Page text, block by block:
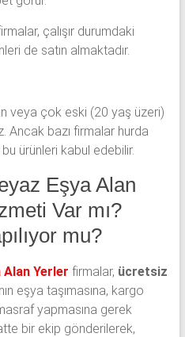
çalışır durumdaki
de satın almaktadır.
veya çok eski (20 yaş üzeri)
Ancak bazı firmalar hurda
ürünleri kabul edebilir.
Eşya Alan
Var mı?
mu?
Alan Yerler firmalar, ücretsiz
eşya taşımasına, kargo
yapmasına gerek
bir ekip gönderilerek,